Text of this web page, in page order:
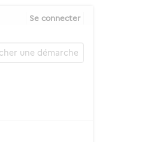
Se connecter